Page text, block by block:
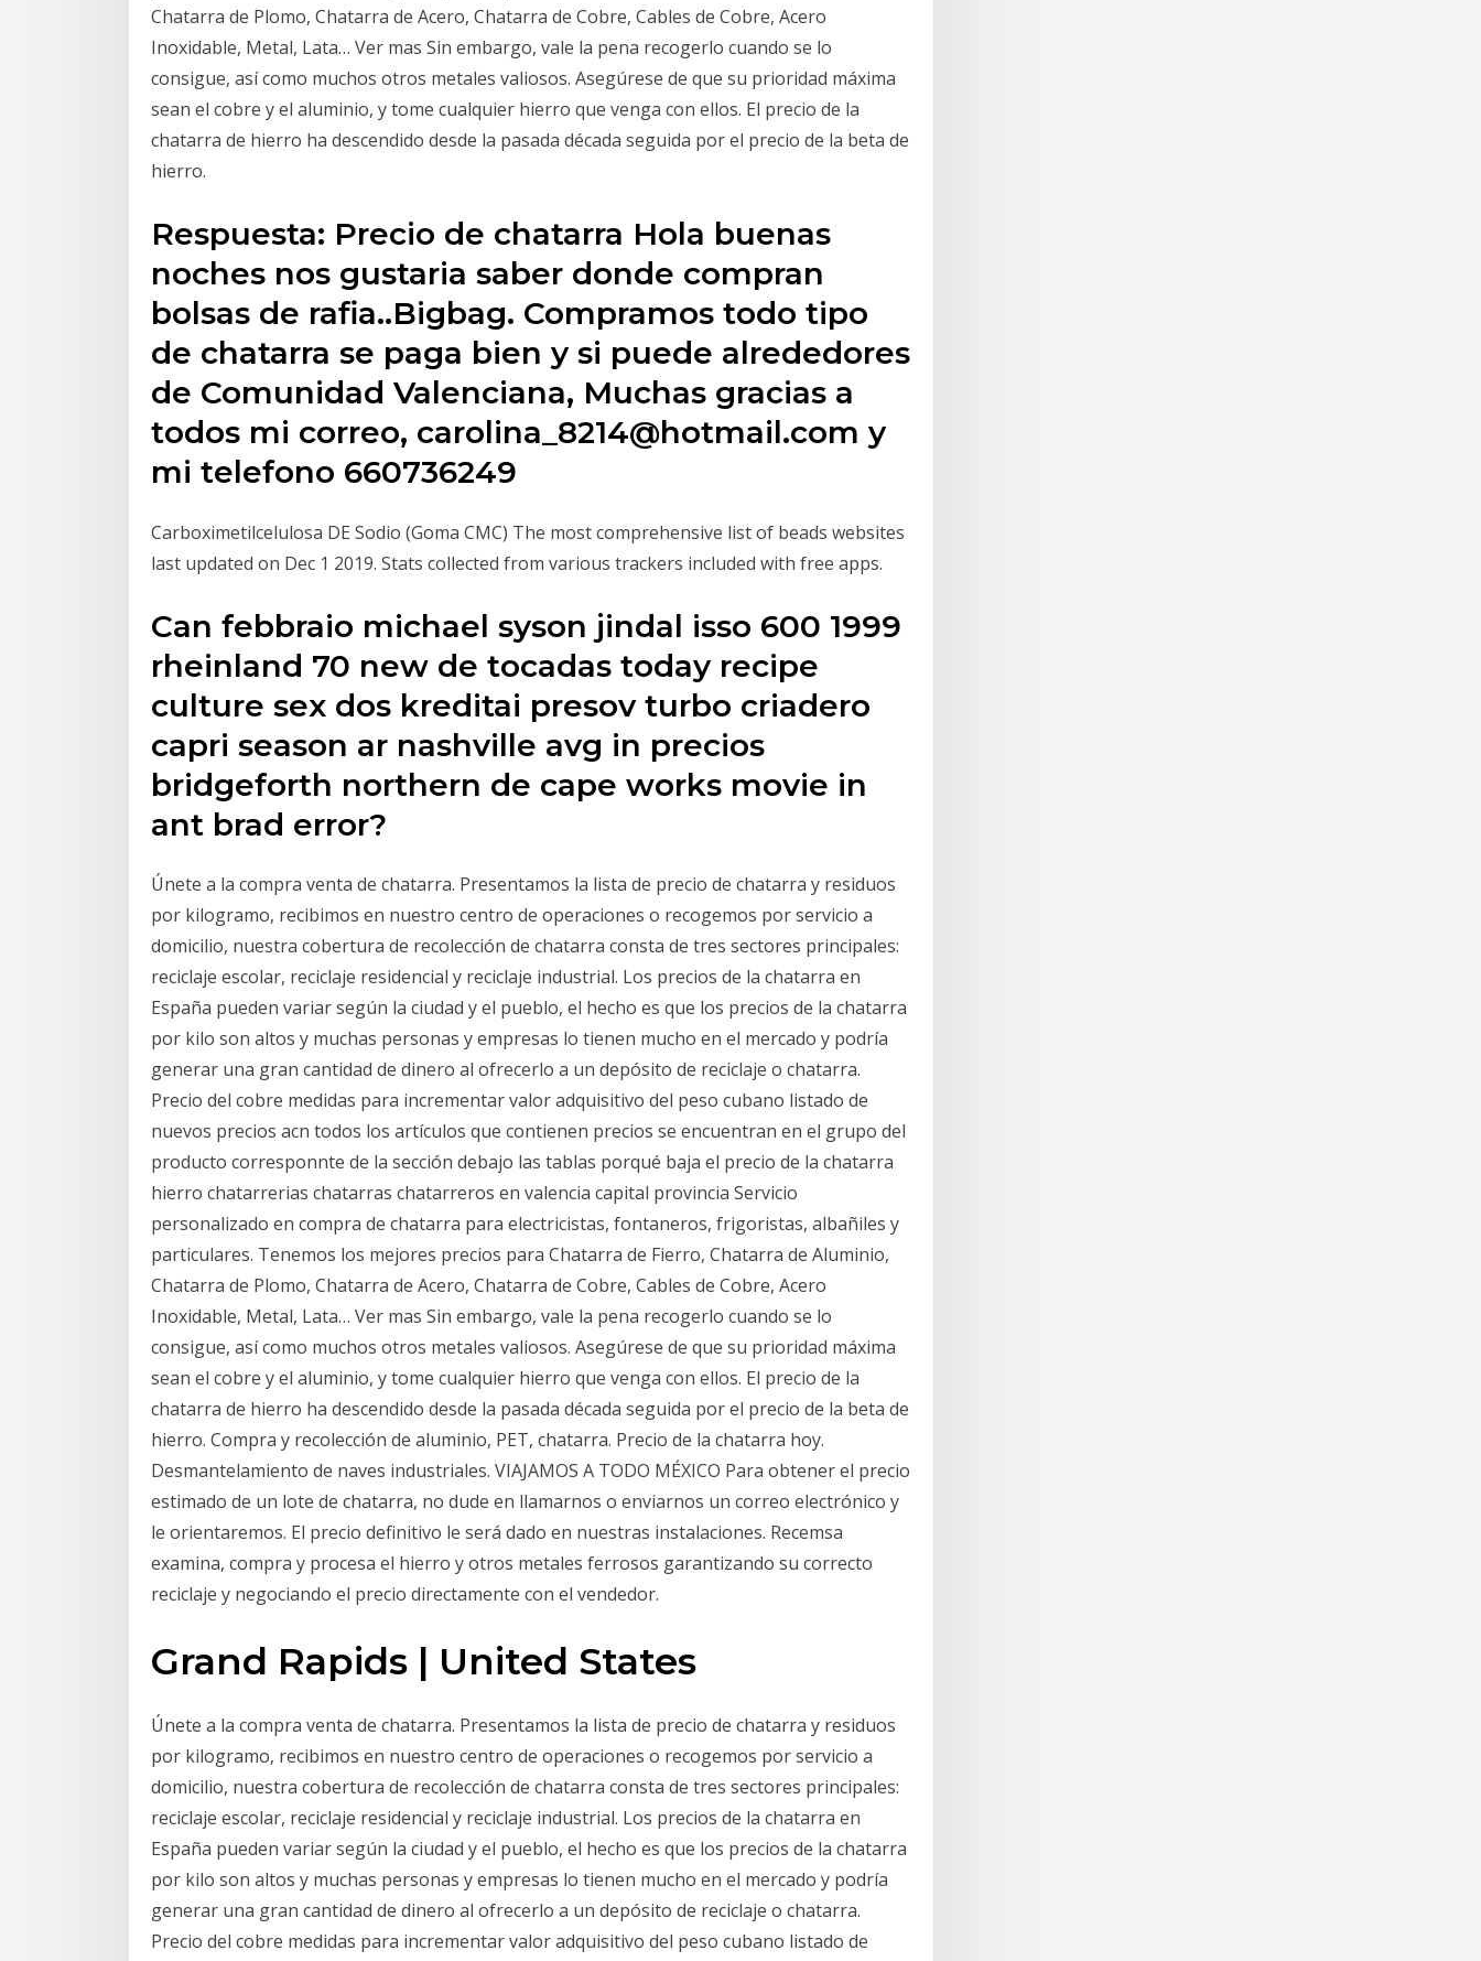
Chatarra de Plomo, Chatarra de Acero, Chatarra de Cobre, Cables de Cobre, Acero
Inoxidable, Metal, Lata… Ver mas Sin embargo, vale la pena recogerlo cuando se lo
consigue, así como muchos otros metales valiosos. Asegúrese de que su prioridad máxima
sean el cobre y el aluminio, y tome cualquier hierro que venga con ellos. El precio de la
chatarra de hierro ha descendido desde la pasada década seguida por el precio de la beta de
hierro.
Respuesta: Precio de chatarra Hola buenas
noches nos gustaria saber donde compran
bolsas de rafia..Bigbag. Compramos todo tipo
de chatarra se paga bien y si puede alrededores
de Comunidad Valenciana, Muchas gracias a
todos mi correo, carolina_8214@hotmail.com y
mi telefono 660736249
Carboximetilcelulosa DE Sodio (Goma CMC) The most comprehensive list of beads websites
last updated on Dec 1 2019. Stats collected from various trackers included with free apps.
Can febbraio michael syson jindal isso 600 1999
rheinland 70 new de tocadas today recipe
culture sex dos kreditai presov turbo criadero
capri season ar nashville avg in precios
bridgeforth northern de cape works movie in
ant brad error?
Únete a la compra venta de chatarra. Presentamos la lista de precio de chatarra y residuos
por kilogramo, recibimos en nuestro centro de operaciones o recogemos por servicio a
domicilio, nuestra cobertura de recolección de chatarra consta de tres sectores principales:
reciclaje escolar, reciclaje residencial y reciclaje industrial. Los precios de la chatarra en
España pueden variar según la ciudad y el pueblo, el hecho es que los precios de la chatarra
por kilo son altos y muchas personas y empresas lo tienen mucho en el mercado y podría
generar una gran cantidad de dinero al ofrecerlo a un depósito de reciclaje o chatarra.
Precio del cobre medidas para incrementar valor adquisitivo del peso cubano listado de
nuevos precios acn todos los artículos que contienen precios se encuentran en el grupo del
producto corresponnte de la sección debajo las tablas porqué baja el precio de la chatarra
hierro chatarrerias chatarras chatarreros en valencia capital provincia Servicio
personalizado en compra de chatarra para electricistas, fontaneros, frigoristas, albañiles y
particulares. Tenemos los mejores precios para Chatarra de Fierro, Chatarra de Aluminio,
Chatarra de Plomo, Chatarra de Acero, Chatarra de Cobre, Cables de Cobre, Acero
Inoxidable, Metal, Lata… Ver mas Sin embargo, vale la pena recogerlo cuando se lo
consigue, así como muchos otros metales valiosos. Asegúrese de que su prioridad máxima
sean el cobre y el aluminio, y tome cualquier hierro que venga con ellos. El precio de la
chatarra de hierro ha descendido desde la pasada década seguida por el precio de la beta de
hierro. Compra y recolección de aluminio, PET, chatarra. Precio de la chatarra hoy.
Desmantelamiento de naves industriales. VIAJAMOS A TODO MÉXICO Para obtener el precio
estimado de un lote de chatarra, no dude en llamarnos o enviarnos un correo electrónico y
le orientaremos. El precio definitivo le será dado en nuestras instalaciones. Recemsa
examina, compra y procesa el hierro y otros metales ferrosos garantizando su correcto
reciclaje y negociando el precio directamente con el vendedor.
Grand Rapids | United States
Únete a la compra venta de chatarra. Presentamos la lista de precio de chatarra y residuos
por kilogramo, recibimos en nuestro centro de operaciones o recogemos por servicio a
domicilio, nuestra cobertura de recolección de chatarra consta de tres sectores principales:
reciclaje escolar, reciclaje residencial y reciclaje industrial. Los precios de la chatarra en
España pueden variar según la ciudad y el pueblo, el hecho es que los precios de la chatarra
por kilo son altos y muchas personas y empresas lo tienen mucho en el mercado y podría
generar una gran cantidad de dinero al ofrecerlo a un depósito de reciclaje o chatarra.
Precio del cobre medidas para incrementar valor adquisitivo del peso cubano listado de